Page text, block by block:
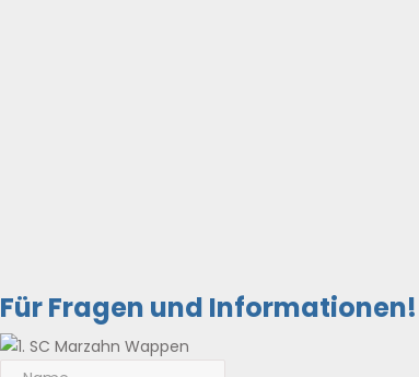
Für Fragen und Informationen!